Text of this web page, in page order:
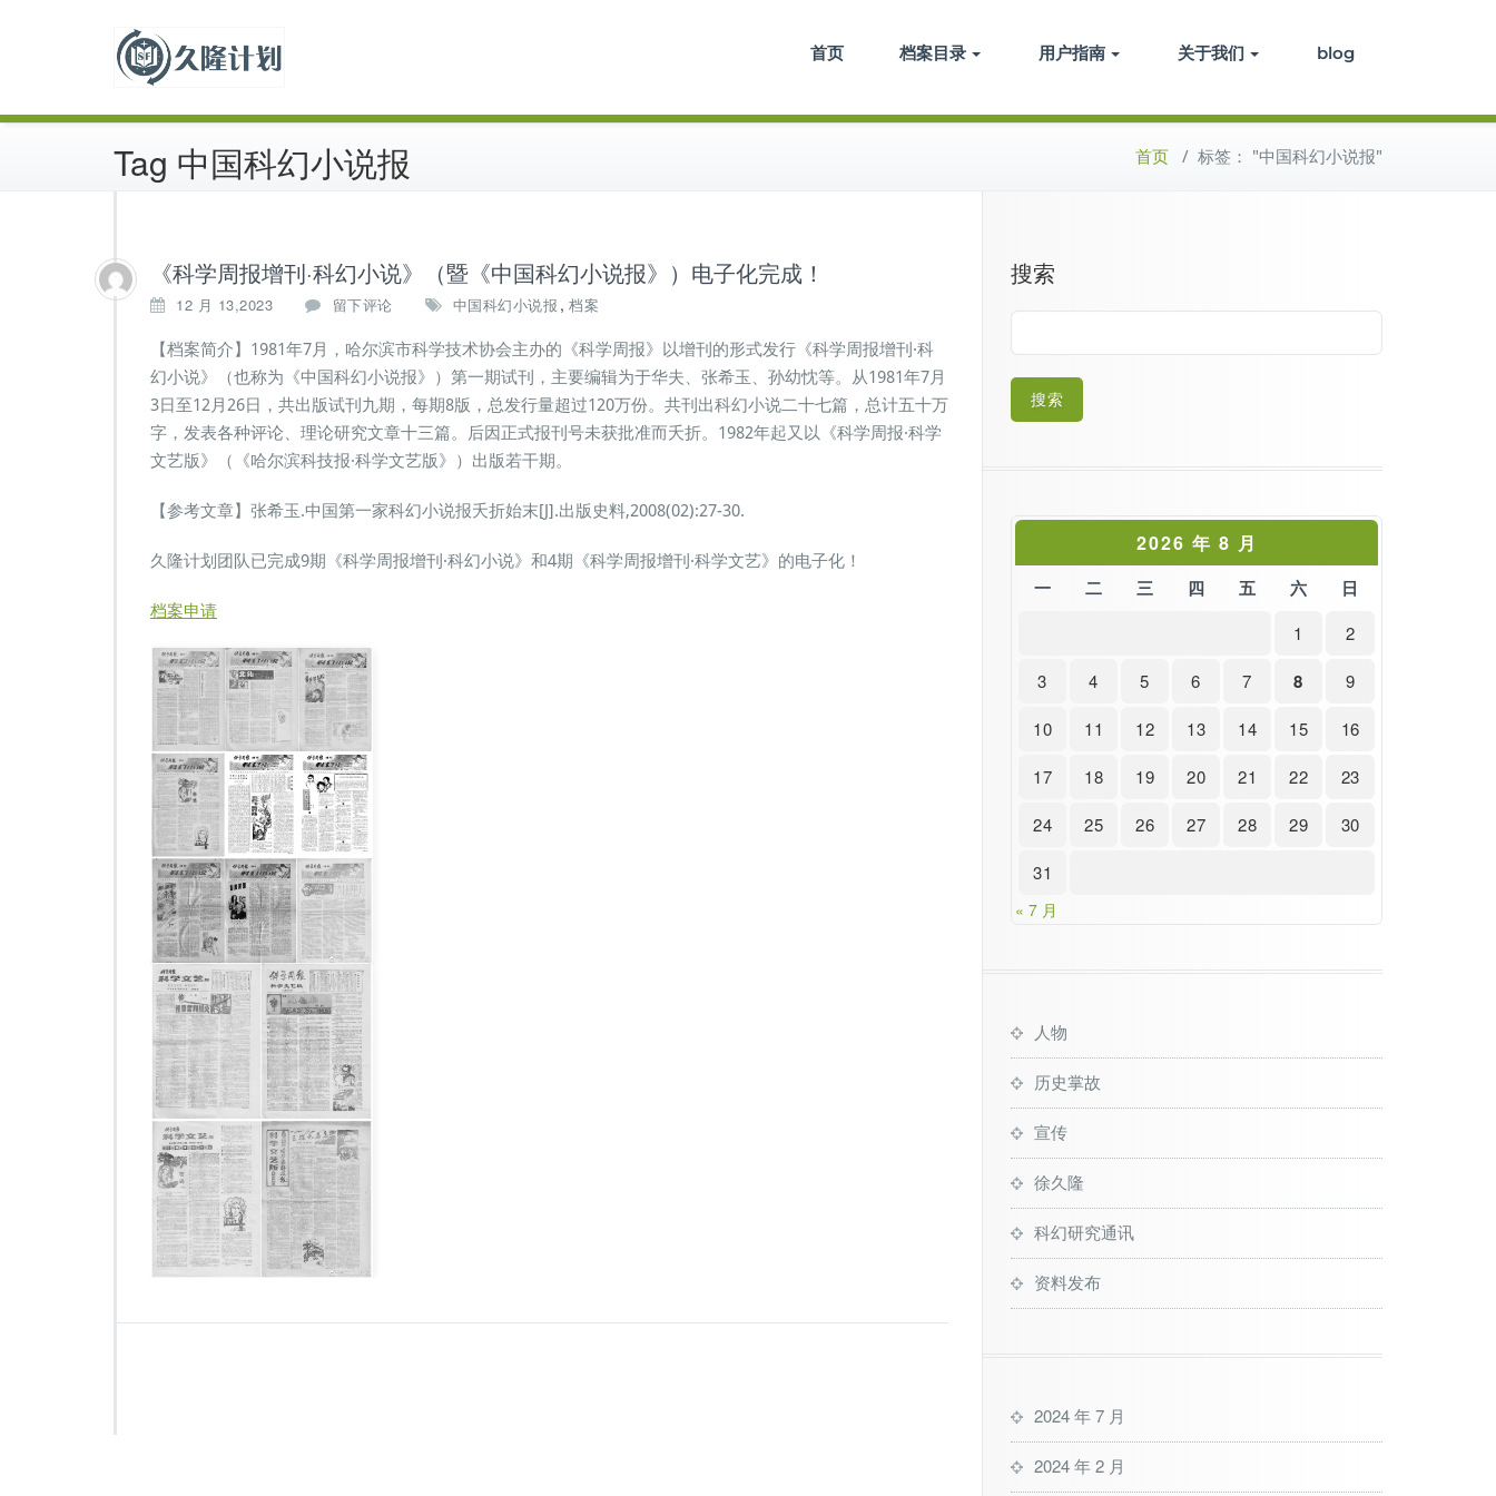
首页 档案目录 用户指南 关于我们 blog
Tag 中国科幻小说报 首页 / 标签： "中国科幻小说报"
《科学周报增刊·科幻小说》（暨《中国科幻小说报》）电子化完成！
12 月 13,2023 留下评论 中国科幻小说报 , 档案
【档案简介】1981年7月，哈尔滨市科学技术协会主办的《科学周报》以增刊的形式发行《科学周报增刊·科
幻小说》（也称为《中国科幻小说报》）第一期试刊，主要编辑为于华夫、张希玉、孙幼忱等。从1981年7月
3日至12月26日，共出版试刊九期，每期8版，总发行量超过120万份。共刊出科幻小说二十七篇，总计五十万
字，发表各种评论、理论研究文章十三篇。后因正式报刊号未获批准而夭折。1982年起又以《科学周报·科学
文艺版》（《哈尔滨科技报·科学文艺版》）出版若干期。
【参考文章】张希玉.中国第一家科幻小说报夭折始末[J].出版史料,2008(02):27-30.
久隆计划团队已完成9期《科学周报增刊·科幻小说》和4期《科学周报增刊·科学文艺》的电子化！
档案申请
搜索
搜索
2026 年 8 月
一 二 三 四 五 六 日
1 2
3 4 5 6 7 8 9
10 11 12 13 14 15 16
17 18 19 20 21 22 23
24 25 26 27 28 29 30
31
« 7 月
人物
历史掌故
宣传
徐久隆
科幻研究通讯
资料发布
2024 年 7 月
2024 年 2 月